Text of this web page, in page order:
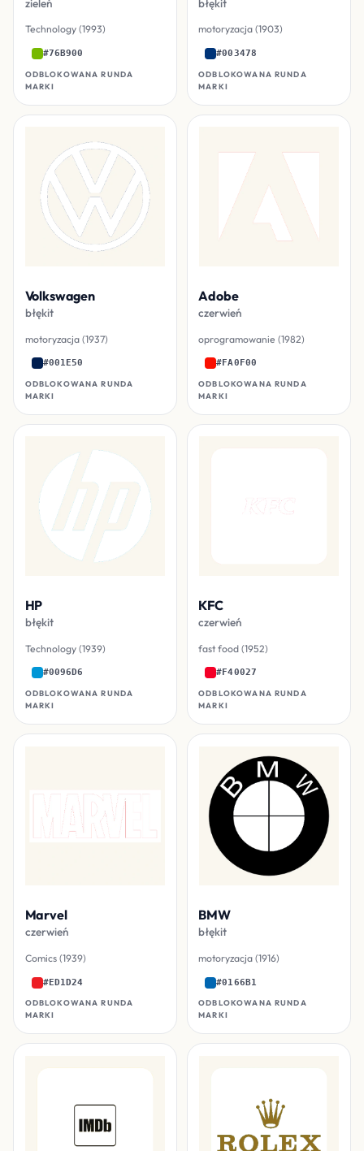
zieleń
Technology (1993)
#76B900
ODBLOKOWANA RUNDA
MARKI
błękit
motoryzacja (1903)
#003478
ODBLOKOWANA RUNDA
MARKI
Volkswagen
błękit
motoryzacja (1937)
#001E50
ODBLOKOWANA RUNDA
MARKI
Adobe
czerwień
oprogramowanie (1982)
#FA0F00
ODBLOKOWANA RUNDA
MARKI
HP
błękit
Technology (1939)
#0096D6
ODBLOKOWANA RUNDA
MARKI
KFC
czerwień
fast food (1952)
#F40027
ODBLOKOWANA RUNDA
MARKI
Marvel
czerwień
Comics (1939)
#ED1D24
ODBLOKOWANA RUNDA
MARKI
BMW
błękit
motoryzacja (1916)
#0166B1
ODBLOKOWANA RUNDA
MARKI